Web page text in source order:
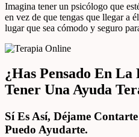
Imagina tener un psicólogo que
en vez de que tengas que llegar a
lugar que sea cómodo y seguro
¿Has Pensado En La
Tener Una Ayuda
Sí Es Así, Déjame
Puedo Ayudarte.